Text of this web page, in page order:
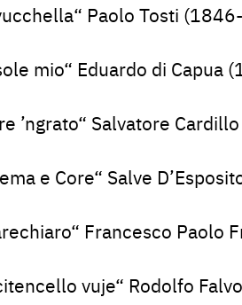
Paolo Tosti
mio“ Eduardo di Capua
’ngrato“ Salvatore
e Core“ Salve
Francesco Paolo
vuje“ Rodolfo